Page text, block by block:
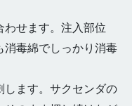
わせます。注入部位
消毒綿でしっかり消毒
します。サクセンダの